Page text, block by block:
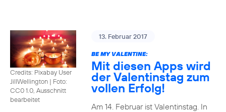
Credits: Pixabay User
JillWellington | Foto:
CC0 1.0, Ausschnitt
bearbeitet
13. Februar 2017
BE MY VALENTINE:
Mit diesen Apps wird
der Valentinstag zum
vollen Erfolg!
Am 14. Februar ist Valentinstag. In